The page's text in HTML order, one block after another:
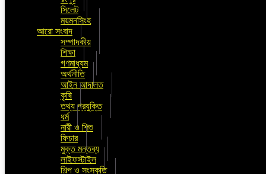
সিলেট
ময়মনসিংহ
আরো সংবাদ
সম্পাদকীয়
শিক্ষা
গণমাধ্যম
অর্থনীতি
আইন আদালত
কৃষি
তথ্য প্রযুক্তি
ধর্ম
নারী ও শিশু
ফিচার
মুক্ত মন্তব্য
লাইফস্টাইল
শিল্প ও সংস্কৃতি